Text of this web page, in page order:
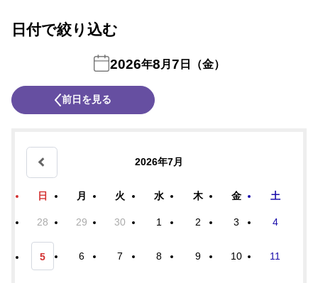
日付で絞り込む
前日を見る
2026年8 月 7 日（金）
2026年7月
日 月 火 水 木 金 土
28 29 30 1 2 3 4
5 6 7 8 9 10 11